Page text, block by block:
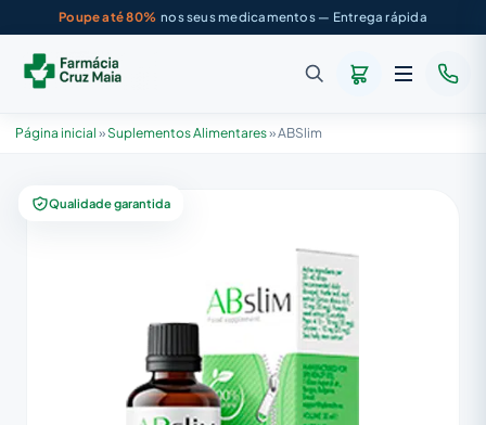
Poupe até 80% nos seus medicamentos — Entrega rápida
Página inicial »Suplementos Alimentares»ABSlim
Qualidade garantida